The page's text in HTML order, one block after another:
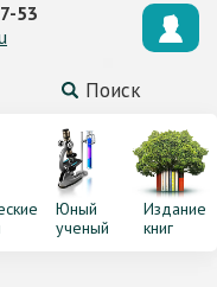
Поиск
53
Юный
ученый
Издание
книг